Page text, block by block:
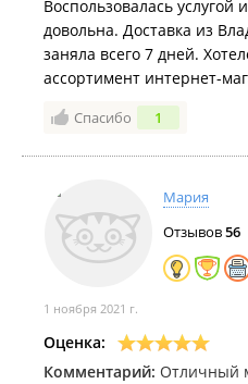
Воспользовалась услугой
довольна. Доставка из
заняла всего 7 дней.
ассортимент интернет-
Спасибо 1
Мария
Отзывов56
1 ноября 2021 г.
Оценка:
Комментарий: Отличный